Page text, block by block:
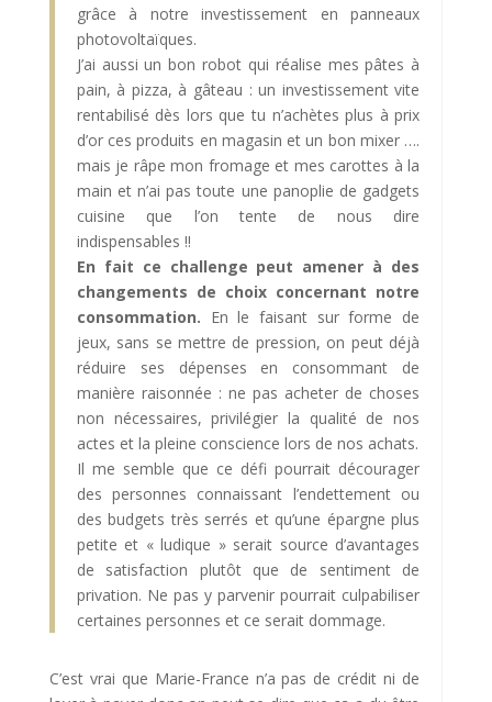
grâce à notre investissement en panneaux
photovoltaïques.
J’ai aussi un bon robot qui réalise mes pâtes à
pain, à pizza, à gâteau : un investissement vite
rentabilisé dès lors que tu n’achètes plus à prix
d’or ces produits en magasin et un bon mixer ….
mais je râpe mon fromage et mes carottes à la
main et n’ai pas toute une panoplie de gadgets
cuisine que l’on tente de nous dire
indispensables !!
En fait ce challenge peut amener à des
changements de choix concernant notre
consommation. En le faisant sur forme de
jeux, sans se mettre de pression, on peut déjà
réduire ses dépenses en consommant de
manière raisonnée : ne pas acheter de choses
non nécessaires, privilégier la qualité de nos
actes et la pleine conscience lors de nos achats.
Il me semble que ce défi pourrait décourager
des personnes connaissant l’endettement ou
des budgets très serrés et qu’une épargne plus
petite et « ludique » serait source d’avantages
de satisfaction plutôt que de sentiment de
privation. Ne pas y parvenir pourrait culpabiliser
certaines personnes et ce serait dommage.
C’est vrai que Marie-France n’a pas de crédit ni de